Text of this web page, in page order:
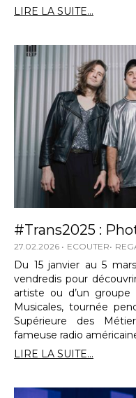
LIRE LA SUITE...
#Trans2025 :
27.02.2026 ECOUTER
Du 15 janvier au 5
vendredis pour
artiste ou d’un groupe
Musicales, tournée
Supérieure des
fameuse radio
LIRE LA SUITE...